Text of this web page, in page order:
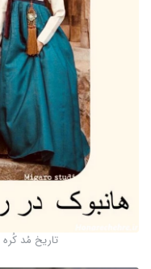
تاریخ مُد